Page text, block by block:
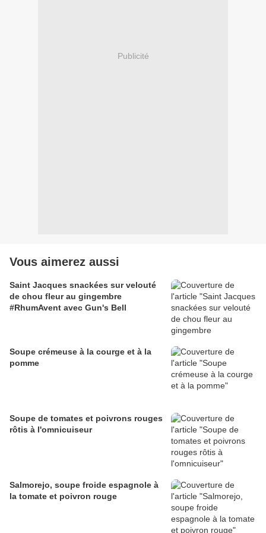
Publicité
Vous aimerez aussi
Saint Jacques snackées sur velouté
de chou fleur au gingembre
#RhumAvent avec Gun's Bell
Soupe crémeuse à la courge et à la
pomme
Soupe de tomates et poivrons rouges
rôtis à l'omnicuiseur
Salmorejo, soupe froide espagnole à
la tomate et poivron rouge